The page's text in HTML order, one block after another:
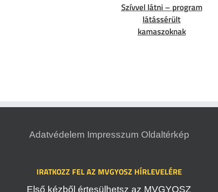
Szívvel látni – program
látássérült
kamaszoknak
Adatvédelem Impresszum Oldaltérkép
IRATKOZZ FEL AZ MVGYOSZ HÍRLEVELÉRE
Első kézből értesülhetsz az MVGYOSZ